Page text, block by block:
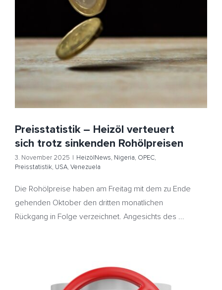
Preisstatistik – Heizöl verteuert sich trotz sinkenden
Rohölpreisen
HeizölNews Nigeria
Venezuela
Preisstatistik – Heizöl verteuert
sich trotz sinkenden Rohölpreisen
3. November 2025 | HeizölNews, Nigeria, OPEC,
Preisstatistik, USA, Venezuela
Die Rohölpreise haben am Freitag mit dem zu Ende
gehenden Oktober den dritten monatlichen
Rückgang in Folge verzeichnet. Angesichts des ...